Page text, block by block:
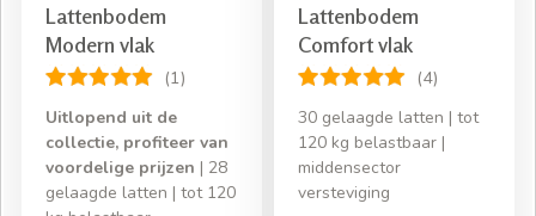
Lattenbodem
Modern vlak
(1)
Uitlopend uit de
collectie, profiteer van
voordelige prijzen | 28
gelaagde latten | tot 120
Lattenbodem
Comfort vlak
(4)
30 gelaagde latten | tot
120 kg belastbaar |
middensector
versteviging